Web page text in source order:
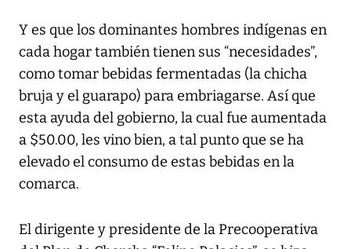
Y es que los dominantes hombres indígenas en
cada hogar también tienen sus “necesidades”,
como tomar bebidas fermentadas (la chicha
bruja y el guarapo) para embriagarse. Así que
esta ayuda del gobierno, la cual fue aumentada
a $50.00, les vino bien, a tal punto que se ha
elevado el consumo de estas bebidas en la
comarca.
El dirigente y presidente de la Precooperativa